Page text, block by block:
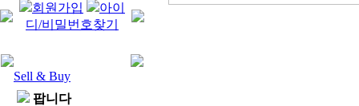
회원가입
아이
디/비밀번호찾기
Sell & Buy
팝니다